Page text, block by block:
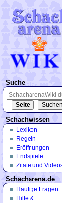
Suche
Schachwissen
Lexikon
Regeln
Eröffnungen
Endspiele
Zitate und
Schacharena.de
Häufige Fragen
Hilfe &